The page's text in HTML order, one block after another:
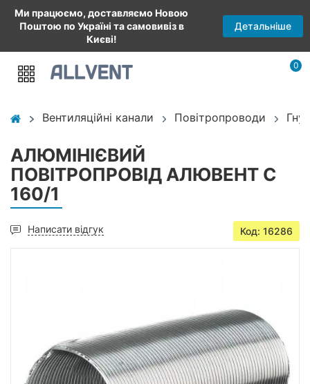
Ми працюємо, доставляємо Новою
Поштою по Україні та самовивіз в
Києві!
Детальніше
0
Вентиляційні канали Повітропроводи
АЛЮМІНІЄВИЙ
ПОВІТРОПРОВІД АЛЮВЕНТ С
160/1
Написати відгук Код: 16286